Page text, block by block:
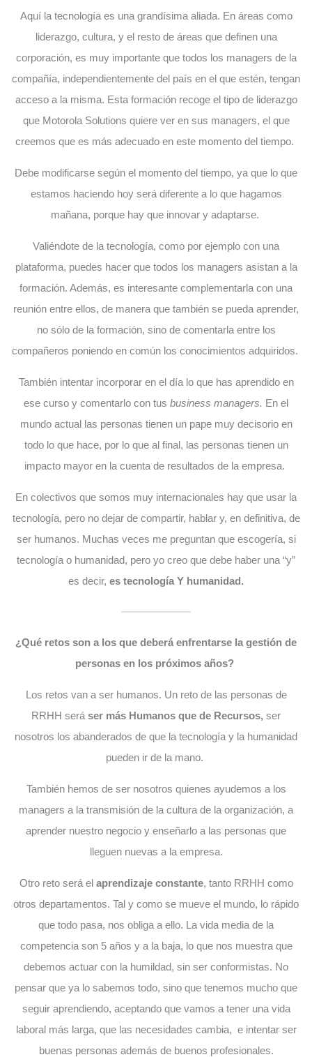
Aquí la tecnología es una grandísima aliada. En áreas como
liderazgo, cultura, y el resto de áreas que definen una
corporación, es muy importante que todos los managers de la
compañía, independientemente del país en el que estén, tengan
acceso a la misma. Esta formación recoge el tipo de liderazgo
que Motorola Solutions quiere ver en sus managers, el que
creemos que es más adecuado en este momento del tiempo.
Debe modificarse según el momento del tiempo, ya que lo que
estamos haciendo hoy será diferente a lo que hagamos
mañana, porque hay que innovar y adaptarse.
Valiéndote de la tecnología, como por ejemplo con una
plataforma, puedes hacer que todos los managers asistan a la
formación. Además, es interesante complementarla con una
reunión entre ellos, de manera que también se pueda aprender,
no sólo de la formación, sino de comentarla entre los
compañeros poniendo en común los conocimientos adquiridos.
También intentar incorporar en el día lo que has aprendido en
ese curso y comentarlo con tus business managers. En el
mundo actual las personas tienen un pape muy decisorio en
todo lo que hace, por lo que al final, las personas tienen un
impacto mayor en la cuenta de resultados de la empresa.
En colectivos que somos muy internacionales hay que usar la
tecnología, pero no dejar de compartir, hablar y, en definitiva, de
ser humanos. Muchas veces me preguntan que escogería, si
tecnología o humanidad, pero yo creo que debe haber una “y”
es decir, es tecnología Y humanidad.
¿Qué retos son a los que deberá enfrentarse la gestión de
personas en los próximos años?
Los retos van a ser humanos. Un reto de las personas de
RRHH será ser más Humanos que de Recursos, ser
nosotros los abanderados de que la tecnología y la humanidad
pueden ir de la mano.
También hemos de ser nosotros quienes ayudemos a los
managers a la transmisión de la cultura de la organización, a
aprender nuestro negocio y enseñarlo a las personas que
lleguen nuevas a la empresa.
Otro reto será el aprendizaje constante, tanto RRHH como
otros departamentos. Tal y como se mueve el mundo, lo rápido
que todo pasa, nos obliga a ello. La vida media de la
competencia son 5 años y a la baja, lo que nos muestra que
debemos actuar con la humildad, sin ser conformistas. No
pensar que ya lo sabemos todo, sino que tenemos mucho que
seguir aprendiendo, aceptando que vamos a tener una vida
laboral más larga, que las necesidades cambia, e intentar ser
buenas personas además de buenos profesionales.